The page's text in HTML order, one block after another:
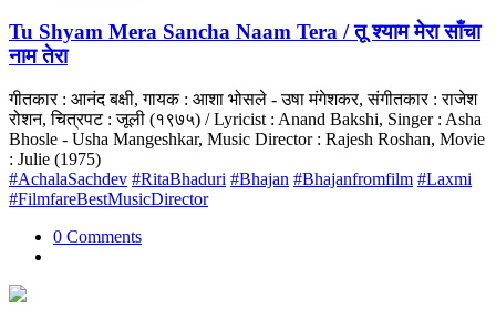
Tu Shyam Mera Sancha Naam Tera / तू श्याम मेरा साँचा
नाम तेरा
गीतकार : आनंद बक्षी, गायक : आशा भोसले - उषा मंगेशकर, संगीतकार : राजेश
रोशन, चित्रपट : जूली (१९७५) / Lyricist : Anand Bakshi, Singer : Asha
Bhosle - Usha Mangeshkar, Music Director : Rajesh Roshan, Movie
: Julie (1975)
#AchalaSachdev #RitaBhaduri #Bhajan #Bhajanfromfilm #Laxmi
#FilmfareBestMusicDirector
0 Comments